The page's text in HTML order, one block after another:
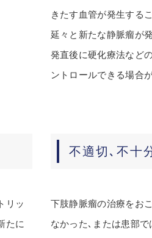
きたす血管が発生する
延々と新たな静脈瘤が
発直後に硬化療法など
ントロールできる場合
リッ
たに
不適切､不十
下肢静脈瘤の治療をお
なかった､または患部